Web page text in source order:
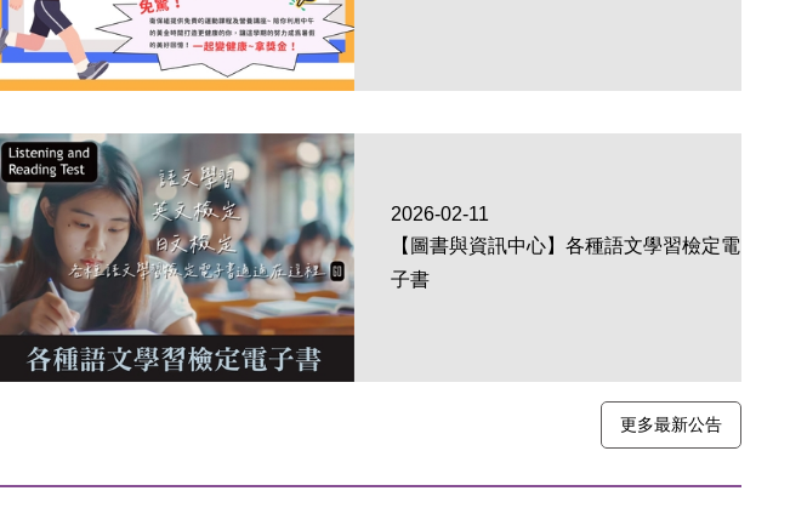
2026-02-11
【圖書與資訊中心】各種語文學習檢定電
子書
更多最新公告